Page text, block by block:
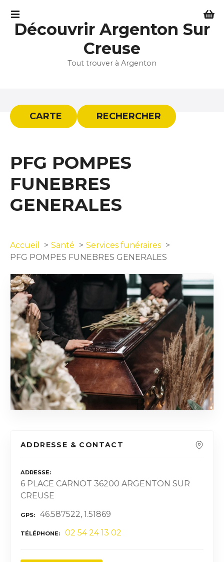
Découvrir Argenton Sur
Creuse
Tout trouver à Argenton
CARTE RECHERCHER
PFG POMPES
FUNEBRES
GENERALES
Accueil Santé
Services funéraires
PFG POMPES FUNEBRES GENERALES
ADDRESSE & CONTACT
ADRESSE
6 PLACE CARNOT 36200 ARGENTON SUR
CREUSE
GPS 46.587522, 1.51869
TÉLÉPHONE 02 54 24 13 02